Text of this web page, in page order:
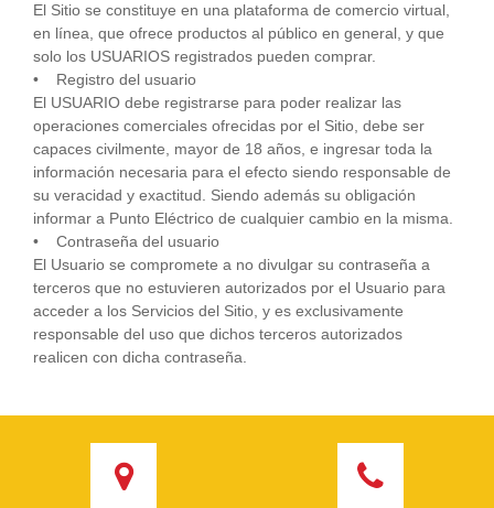
El Sitio se constituye en una plataforma de comercio virtual,
en línea, que ofrece productos al público en general, y que
solo los USUARIOS registrados pueden comprar.
• Registro del usuario
El USUARIO debe registrarse para poder realizar las
operaciones comerciales ofrecidas por el Sitio, debe ser
capaces civilmente, mayor de 18 años, e ingresar toda la
información necesaria para el efecto siendo responsable de
su veracidad y exactitud. Siendo además su obligación
informar a Punto Eléctrico de cualquier cambio en la misma.
• Contraseña del usuario
El Usuario se compromete a no divulgar su contraseña a
terceros que no estuvieren autorizados por el Usuario para
acceder a los Servicios del Sitio, y es exclusivamente
responsable del uso que dichos terceros autorizados
realicen con dicha contraseña.